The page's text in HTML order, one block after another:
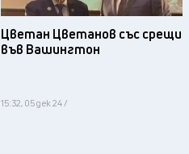
Цветан Цветанов със срещи
във Вашингтон
15:32, 05 дек 24 /